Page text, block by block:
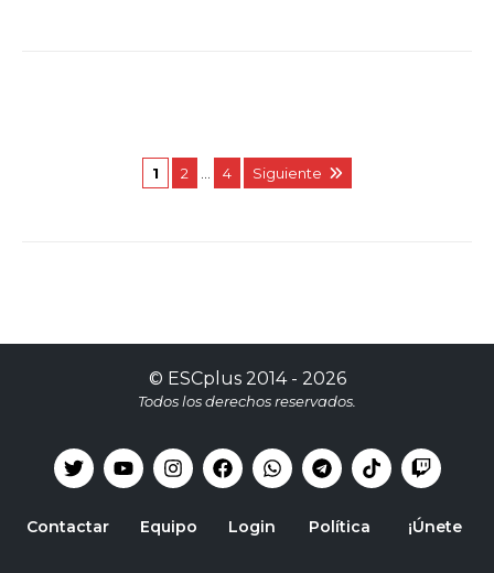
1 2 4 Siguiente
© ESCplus2014 - 2026
Todos los derechos reservados.
Contactar Equipo Login Política ¡Únete